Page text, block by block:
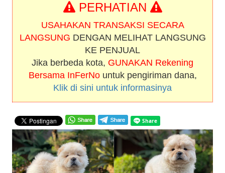
PERHATIAN
USAHAKAN TRANSAKSI SECARA
LANGSUNG DENGAN MELIHAT LANGSUNG
KE PENJUAL
Jika berbeda kota, GUNAKAN Rekening
Bersama InFerNountuk pengiriman dana,
Klik di sini untuk informasinya